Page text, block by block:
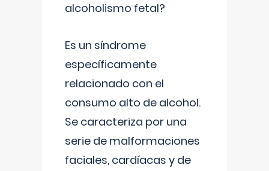
alcoholismo fetal?
Es un síndrome
específicamente
relacionado con el
consumo alto de alcohol.
Se caracteriza por una
serie de malformaciones
faciales, cardíacas y de